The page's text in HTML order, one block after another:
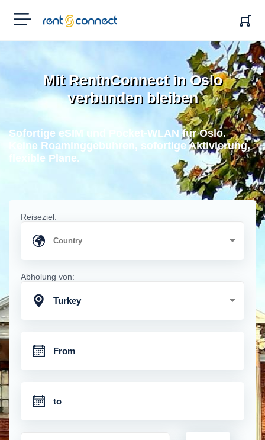
RENT'N
CONNECT
Mit RentnConnect in Oslo
verbunden bleiben
Sofortige eSIM und Pocket-WLAN fur Oslo.
Keine Roaminggebuhren, sofortige Aktivierung,
flexible Plane.
Reiseziel:
Abholung von:
Turkey